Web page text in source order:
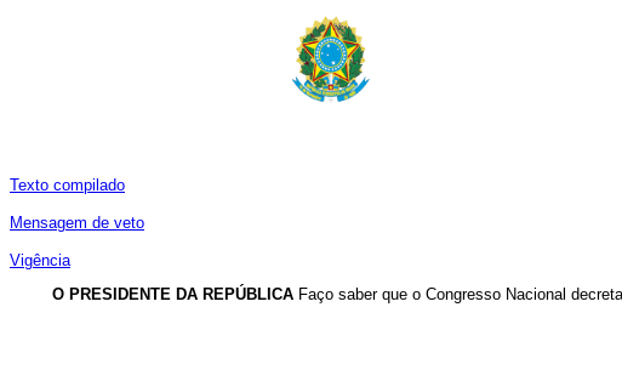
Texto compilado
Mensagem de veto
Vigência
O PRESIDENTE DA REPÚBLICA Faço saber que o Congresso Nacional